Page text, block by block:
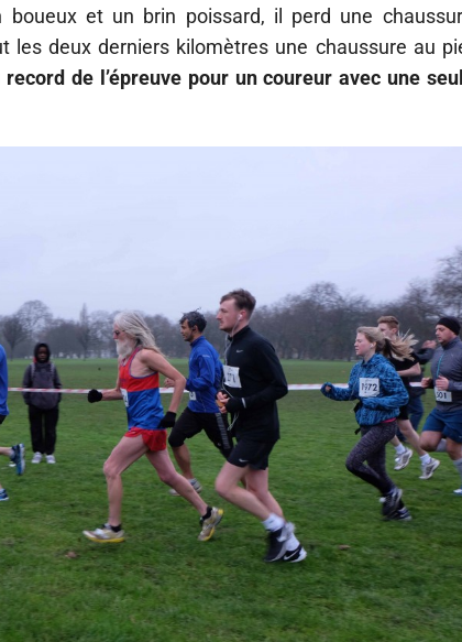
et un brin poissard, il perd une
les deux derniers kilomètres une chaussure au
record de l’épreuve pour un coureur avec une